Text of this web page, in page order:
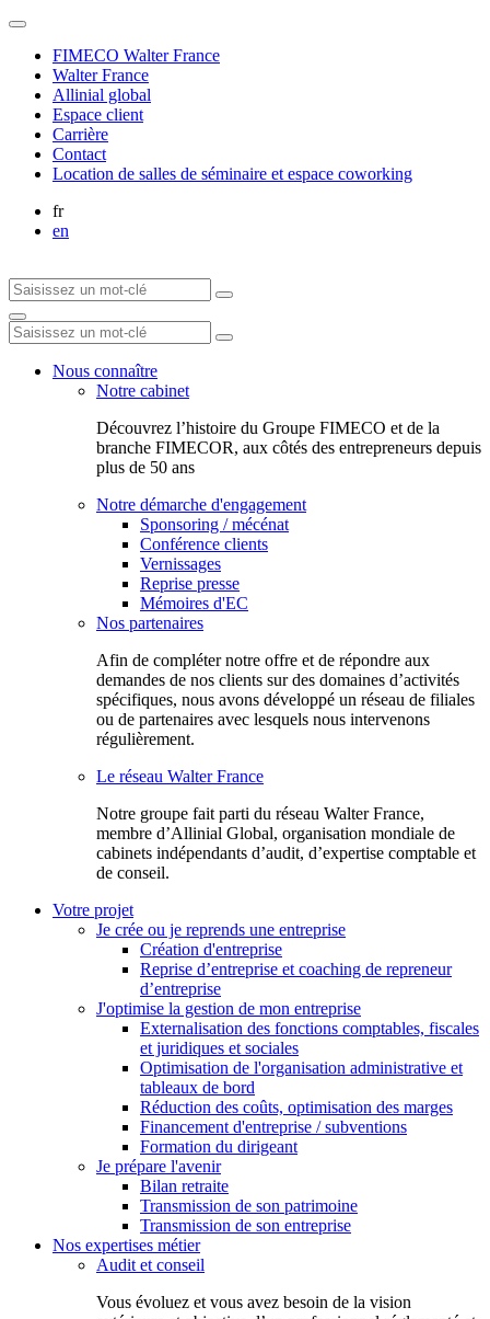
FIMECO Walter France
Walter France
Allinial global
Espace client
Carrière
Contact
Location de salles de séminaire et espace coworking
fr
en
Nous connaître
Notre cabinet
Découvrez l’histoire du Groupe FIMECO et de la
branche FIMECOR, aux côtés des entrepreneurs depuis
plus de 50 ans
Notre démarche d'engagement
Sponsoring / mécénat
Conférence clients
Vernissages
Reprise presse
Mémoires d'EC
Nos partenaires
Afin de compléter notre offre et de répondre aux
demandes de nos clients sur des domaines d’activités
spécifiques, nous avons développé un réseau de filiales
ou de partenaires avec lesquels nous intervenons
régulièrement.
Le réseau Walter France
Notr​e groupe fait parti du réseau Walter France,
membre d’Allinial Global, organisation mondiale de
cabinets indépendants d’audit, d’expertise comptable et
de conseil.
Votre projet
Je crée ou je reprends une entreprise
Création d'entreprise
Reprise d’entreprise et coaching de repreneur
d’entreprise
J'optimise la gestion de mon entreprise
Externalisation des fonctions comptables, fiscales
et juridiques et sociales
Optimisation de l'organisation administrative et
tableaux de bord
Réduction des coûts, optimisation des marges
Financement d'entreprise / subventions
Formation du dirigeant
Je prépare l'avenir
Bilan retraite
Transmission de son patrimoine
Transmission de son entreprise
Nos expertises métier
Audit et conseil
Vous évoluez et vous avez besoin de la vision